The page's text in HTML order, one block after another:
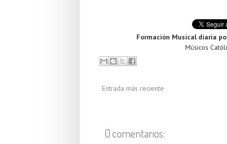
Formación Musical diaria
Músicos
Entrada más reciente
0 comentarios: